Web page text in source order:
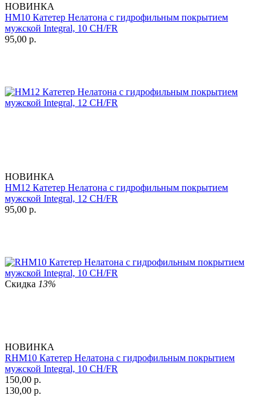
НОВИНКА
HM10 Катетер Нелатона с гидрофильным покрытием
мужской Integral, 10 CH/FR
95,00 р.
НОВИНКА
HM12 Катетер Нелатона с гидрофильным покрытием
мужской Integral, 12 CH/FR
95,00 р.
Скидка 13%
НОВИНКА
RHM10 Катетер Нелатона с гидрофильным покрытием
мужской Integral, 10 CH/FR
150,00 р.
130,00 р.